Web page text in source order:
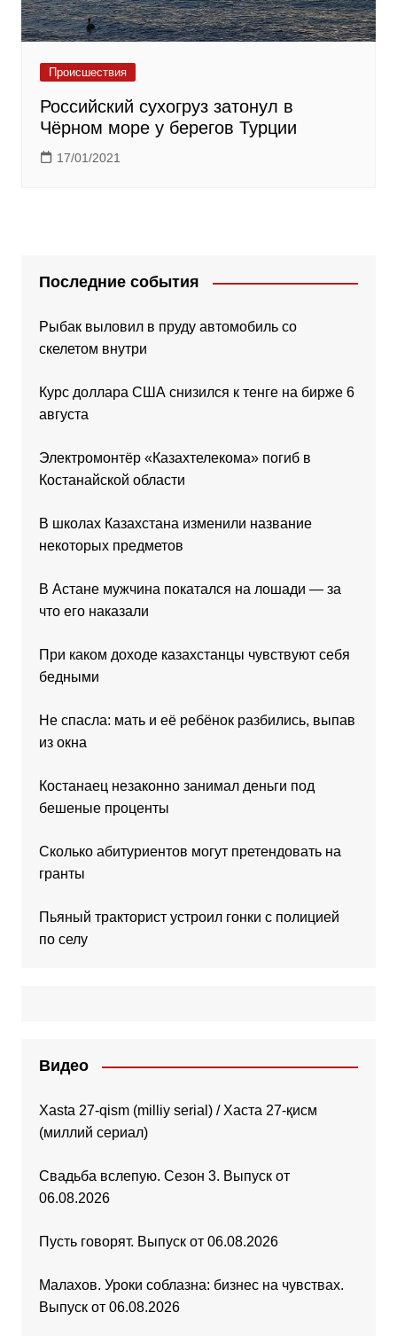
Происшествия
Российский сухогруз затонул в
Чёрном море у берегов Турции
17/01/2021
Последние события
Рыбак выловил в пруду автомобиль со
скелетом внутри
Курс доллара США снизился к тенге на бирже 6
августа
Электромонтёр «Казахтелекома» погиб в
Костанайской области
В школах Казахстана изменили название
некоторых предметов
В Астане мужчина покатался на лошади — за
что его наказали
При каком доходе казахстанцы чувствуют себя
бедными
Не спасла: мать и её ребёнок разбились, выпав
из окна
Костанаец незаконно занимал деньги под
бешеные проценты
Сколько абитуриентов могут претендовать на
гранты
Пьяный тракторист устроил гонки с полицией
по селу
Видео
Xasta 27-qism (milliy serial) / Хаста 27-қисм
(миллий сериал)
Свадьба вслепую. Сезон 3. Выпуск от
06.08.2026
Пусть говорят. Выпуск от 06.08.2026
Малахов. Уроки соблазна: бизнес на чувствах.
Выпуск от 06.08.2026